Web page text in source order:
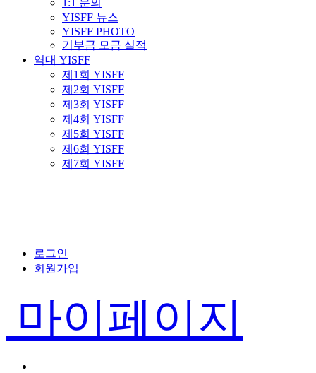
1:1 문의
YISFF 뉴스
YISFF PHOTO
기부금 모금 실적
역대 YISFF
제1회 YISFF
제2회 YISFF
제3회 YISFF
제4회 YISFF
제5회 YISFF
제6회 YISFF
제7회 YISFF
로그인
회원가입
마이페이지